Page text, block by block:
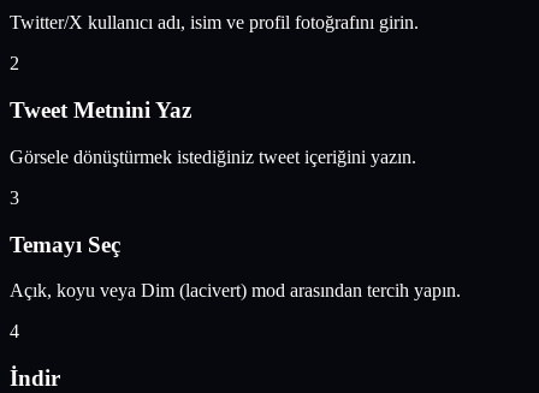
Twitter/X kullanıcı adı, isim ve profil fotoğrafını girin.
2
Tweet Metnini Yaz
Görsele dönüştürmek istediğiniz tweet içeriğini yazın.
3
Temayı Seç
Açık, koyu veya Dim (lacivert) mod arasından tercih yapın.
4
İndir